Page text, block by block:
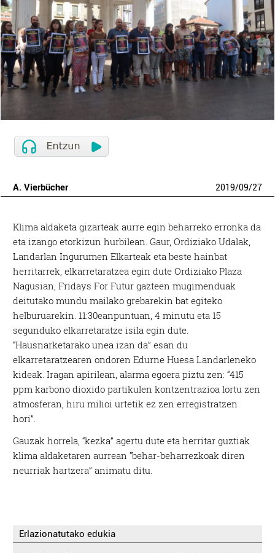
A. Vierbücher 2019/09/27
Klima aldaketa gizarteak aurre egin beharreko erronka da
eta izango etorkizun hurbilean. Gaur, Ordiziako Udalak,
Landarlan Ingurumen Elkarteak eta beste hainbat
herritarrek, elkarretaratzea egin dute Ordiziako Plaza
Nagusian, Fridays For Futur gazteen mugimenduak
deitutako mundu mailako grebarekin bat egiteko
helburuarekin. 11:30eanpuntuan, 4 minutu eta 15
segunduko elkarretaratze isila egin dute.
“Hausnarketarako unea izan da” esan du
elkarretaratzearen ondoren Edurne Huesa Landarleneko
kideak. Iragan apirilean, alarma egoera piztu zen: “415
ppm karbono dioxido partikulen kontzentrazioa lortu zen
atmosferan, hiru milioi urtetik ez zen erregistratzen
hori”.
Gauzak horrela, “kezka” agertu dute eta herritar guztiak
klima aldaketaren aurrean “behar-beharrezkoak diren
neurriak hartzera” animatu ditu.
Erlazionatutako edukia